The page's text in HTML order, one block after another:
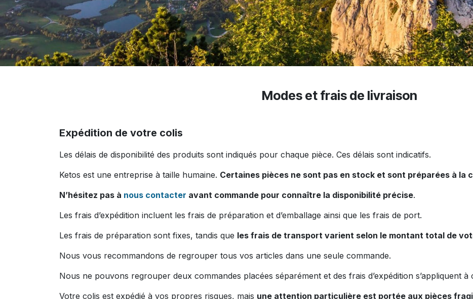
Modes et frais de livraison
Expédition de votre colis
Les délais de disponibilité des produits sont indiqués pour chaque pièce. Ces délais sont indicatifs.
Ketos est une entreprise à taille humaine. Certaines pièces ne sont pas en stock et sont préparées à la
N’hésitez pas à nous contacter avant commande pour connaître la disponibilité précise.
Les frais d’expédition incluent les frais de préparation et d’emballage ainsi que les frais de port.
Les frais de préparation sont fixes, tandis que les frais de transport varient selon le montant total de
Nous vous recommandons de regrouper tous vos articles dans une seule commande.
Nous ne pouvons regrouper deux commandes placées séparément et des frais d’expédition s’appliquent à
Votre colis est expédié à vos propres risques, mais une attention particulière est portée aux pièces